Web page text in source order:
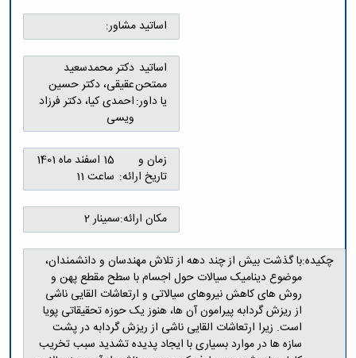
Stress
Analysis
کارآموزی
اساتید مشاور:
اساتید
ممتحن
یا داور:
دکتر محمدسعید
عقیقی، دکتر حسین
احمدی کیا، دکتر فرزاد
ویسی
زمان و
تاریخ ارائه:
15 اسفند ماه 1401
ساعت 11
مکان ارائه:سمینار 2
چکیده:با گذشت بیش از چند دهه از تلاش مهندسان و دانشمندان،
موضوع دینامیک سیالات حول اجسام با سطح مقطع پهن و
روش های کاهش نیروهای سیالاتی و ارتعاشات القایی ناشی
از ریزش گردابه پیرامون آن ها، هنوز یک حوزه تحقیقاتی پویا
است. زیرا ارتعاشات القایی ناشی از ریزش گردابه در پشت
سازه ها در موارد بسیاری با ایجاد پدیده تشدید سبب تخریب